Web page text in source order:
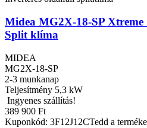
Midea MG2X-18-SP Xtreme
Split klíma
MIDEA
MG2X-18-SP
2-3 munkanap
Teljesítmény 5,3 kW
Ingyenes szállítás!
389 900 Ft
Kuponkód: 3F12J12CTedd a